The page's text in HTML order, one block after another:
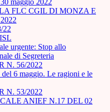
maggio 2022
FLC CGIL DI MONZA E
22
urgente: Stop allo
di Segreteria
N. 56/2022
6 maggio. Le ragioni e le
N. 53/2022
ANIEF N.17 DEL 02